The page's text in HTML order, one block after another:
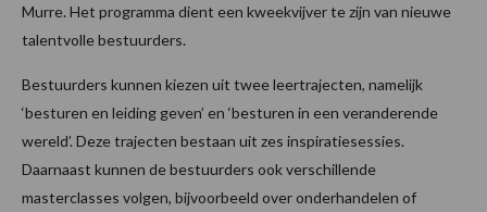
Murre. Het programma dient een kweekvijver te zijn van nieuwe
talentvolle bestuurders.
Bestuurders kunnen kiezen uit twee leertrajecten, namelijk
‘besturen en leiding geven’ en ‘besturen in een veranderende
wereld’. Deze trajecten bestaan uit zes inspiratiesessies.
Daarnaast kunnen de bestuurders ook verschillende
masterclasses volgen, bijvoorbeeld over onderhandelen of